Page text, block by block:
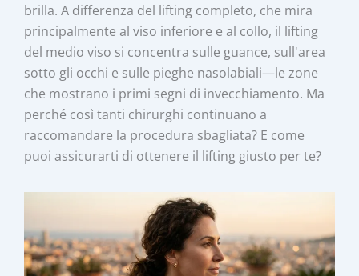
brilla. A differenza del lifting completo, che mira
principalmente al viso inferiore e al collo, il lifting
del medio viso si concentra sulle guance, sull'area
sotto gli occhi e sulle pieghe nasolabiali—le zone
che mostrano i primi segni di invecchiamento. Ma
perché così tanti chirurghi continuano a
raccomandare la procedura sbagliata? E come
puoi assicurarti di ottenere il lifting giusto per te?